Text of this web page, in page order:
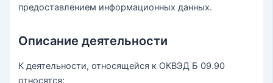
предоставлением информационных данных.
Описание деятельности
К деятельности, относящейся к ОКВЭД Б 09.90
относятся: